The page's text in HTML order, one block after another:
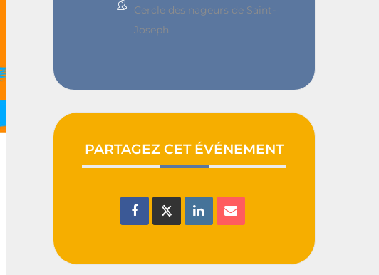
Cercle des nageurs de Saint-
Joseph
PARTAGEZ CET ÉVÉNEMENT